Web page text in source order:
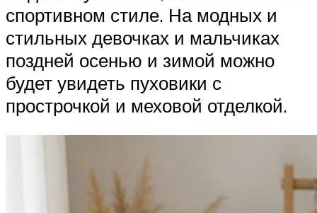
спортивном стиле. На модных и
стильных девочках и мальчиках
поздней осенью и зимой можно
будет увидеть пуховики с
прострочкой и меховой отделкой.